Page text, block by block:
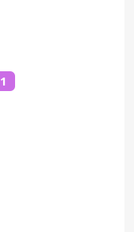
1